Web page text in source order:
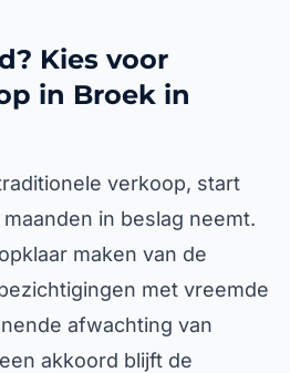
Kies voor
in Broek in
verkoop, start
in beslag neemt.
maken van de
met vreemde
afwachting van
akkoord blijft de